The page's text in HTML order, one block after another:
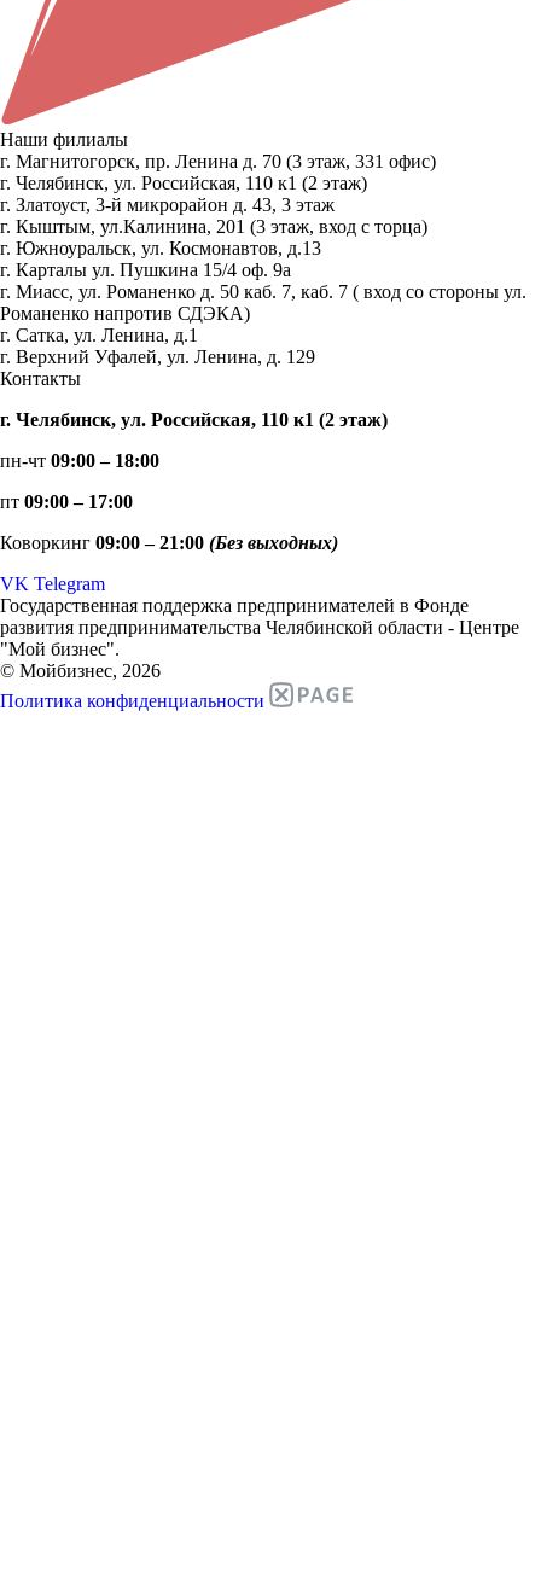
Наши филиалы
г. Магнитогорск, пр. Ленина д. 70 (3 этаж, 331 офис)
г. Челябинск, ул. Российская, 110 к1 (2 этаж)
г. Златоуст, 3-й микрорайон д. 43, 3 этаж
г. Кыштым, ул.Калинина, 201 (3 этаж, вход с торца)
г. Южноуральск, ул. Космонавтов, д.13
г. Карталы ул. Пушкина 15/4 оф. 9а
г. Миасс, ул. Романенко д. 50 каб. 7, каб. 7 ( вход со стороны ул.
Романенко напротив СДЭКА)
г. Сатка, ул. Ленина, д.1
г. Верхний Уфалей, ул. Ленина, д. 129
Контакты
г. Челябинск, ул. Российская, 110 к1 (2 этаж)
пн-чт 09:00 – 18:00
пт 09:00 – 17:00
Коворкинг 09:00 – 21:00 (Без выходных)
VK Telegram
Государственная поддержка предпринимателей в Фонде
развития предпринимательства Челябинской области - Центре
"Мой бизнес".
© Мойбизнес, 2026
Политика конфиденциальности